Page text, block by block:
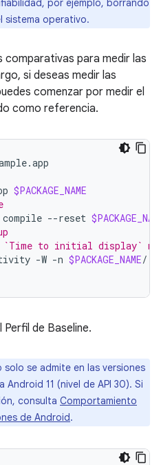
por ejemplo, borrando
sistema operativo.
comparativas para medir las
si deseas medir las
comenzar por medir el
como referencia.
$PACKAGE_NAME
compile --reset
`Time to initial display`
-W -n $PACKAGE_NAME/
de Baseline.
se admite en las versiones
Android 11 (nivel de API 30). Si
consulta Comportamiento
de Android.